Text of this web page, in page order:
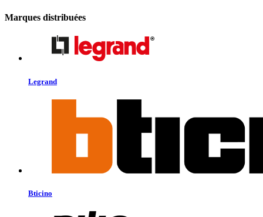
Marques distribuées
Legrand
Bticino